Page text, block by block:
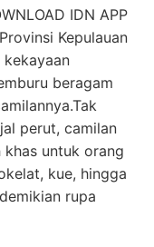
IDN APP
Kepulauan
beragam
perut, camilan
untuk orang
kue, hingga
rupa